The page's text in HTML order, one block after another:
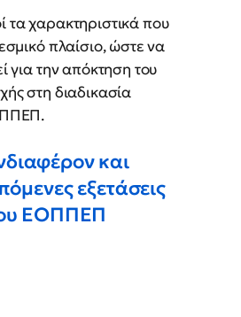
χαρακτηριστικά που
πλαίσιο, ώστε να
για την απόκτηση του
στη διαδικασία
και
εξετάσεις
ΕΟΠΠΕΠ